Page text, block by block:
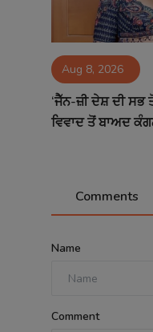
Aug 8, 2026
‘ਜੈੱਨ-ਜ਼ੀ ਦੇਸ਼ ਦੀ ਸਭ
ਵਿਵਾਦ ਤੋਂ ਬਾਅਦ
Comments
Name
Comment